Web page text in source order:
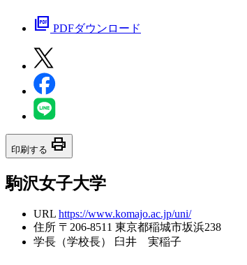
picture_as_pdf PDFダウンロード
印刷する print
駒沢女子大学
URL https://www.komajo.ac.jp/uni/
住所 〒206-8511 東京都稲城市坂浜238
学長（学校長）
臼井 実稲子